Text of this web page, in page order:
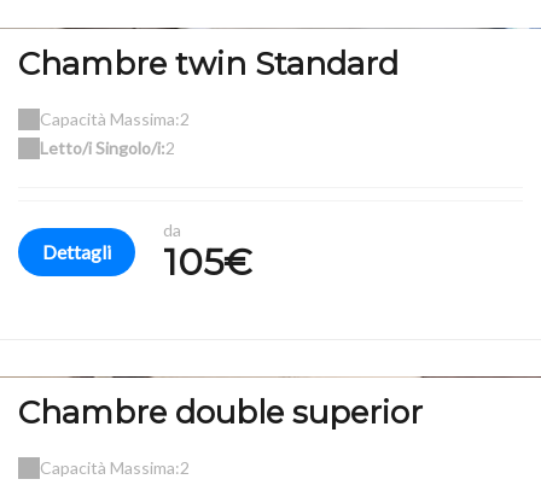
Chambre twin Standard
Capacità Massima:2
Letto/i Singolo/i:2
Dettagli
da
105€
Chambre double superior
Capacità Massima:2